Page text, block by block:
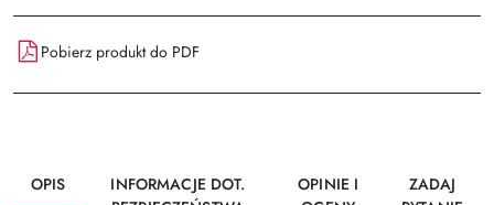
Pobierz produkt do PDF
OPIS
INFORMACJE DOT.
OPINIE I
ZADAJ